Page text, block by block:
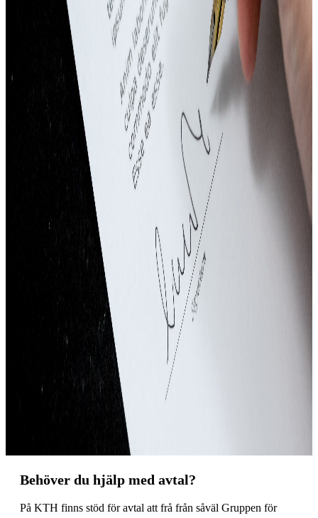
Behöver du hjälp med avtal?
På KTH finns stöd för avtal att frå från såväl Gruppen för